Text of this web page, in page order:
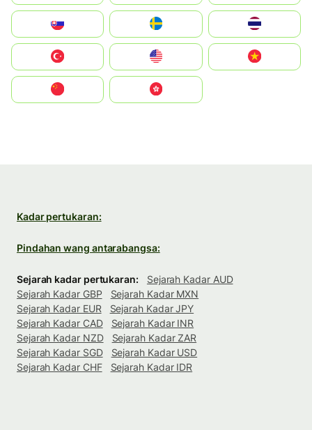
United States
中國香港特別行政區
Kadar pertukaran:
Pindahan wang antarabangsa:
Sejarah kadar pertukaran:
Sejarah Kadar AUD
Sejarah Kadar GBP
Sejarah Kadar MXN
Sejarah Kadar EUR
Sejarah Kadar JPY
Sejarah Kadar CAD
Sejarah Kadar INR
Sejarah Kadar NZD
Sejarah Kadar ZAR
Sejarah Kadar SGD
Sejarah Kadar USD
Sejarah Kadar CHF
Sejarah Kadar IDR